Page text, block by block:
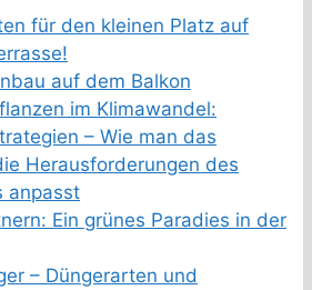
für den kleinen Platz auf
auf dem Balkon
im Klimawandel:
– Wie man das
Herausforderungen des
anpasst
Ein grünes Paradies in der
– Düngerarten und